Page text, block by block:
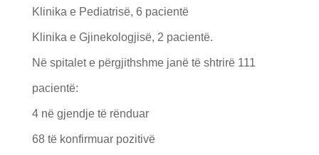
Klinika e Pediatrisë, 6 pacientë
Klinika e Gjinekologjisë, 2 pacientë.
Në spitalet e përgjithshme janë të shtrirë 111
pacientë:
4 në gjendje të rënduar
68 të konfirmuar pozitivë